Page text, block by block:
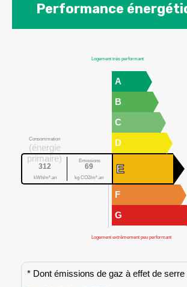
Performance
Logement très performant
A
B
C
D
Consommation
(énergie
primaire)
Emissions
312
kWh/m².an
69
kg CO2/m².an
E
F
G
Logement extrêmement peu performant
* Dont émissions de gaz à effet de serre